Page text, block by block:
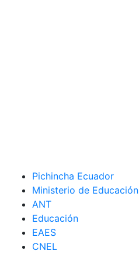
Pichincha Ecuador
Ministerio de Educación
ANT
Educación
EAES
CNEL